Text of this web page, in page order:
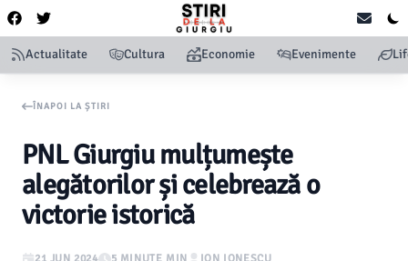
Actualitate Cultura Economie Evenimente
ÎNAPOI LA ȘTIRI
PNL Giurgiu mulțumește
alegătorilor și celebrează o
victorie istorică